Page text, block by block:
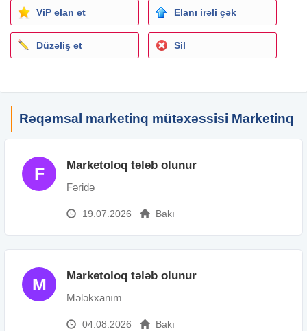
ViP elan et Elanı irəli çək
Düzəliş et Sil
Rəqəmsal marketinq mütəxəssisi Marketinq
F Marketoloq tələb olunur
Fəridə
19.07.2026 Bakı
M Marketoloq tələb olunur
Mələkxanım
04.08.2026 Bakı